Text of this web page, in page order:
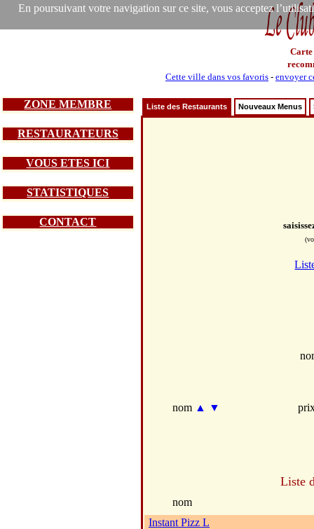
En poursuivant votre navigation sur ce site, vous acceptez
Carte
Cette ville dans vos favoris - envoyer
ZONE MEMBRE
RESTAURATEURS
VOUS ETES ICI
STATISTIQUES
CONTACT
Liste des Restaurants Nouveaux Menus
nom ▲ ▼
Liste
nom
Instant Pizz L